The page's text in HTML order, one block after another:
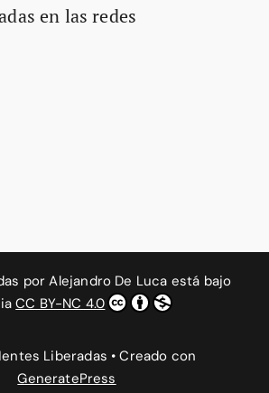
en las redes
porAlejandro De Luca está bajo
CC BY-NC 4.0
Liberadas • Creado con
GeneratePress